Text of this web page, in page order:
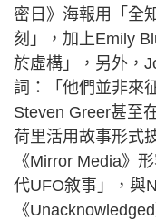
密日》海報用「全
刻」，加上Emily
於虛構」，另外，
詞：「他們並非來
Steven Greer甚至
荷里活用故事形式
《Mirror Media》
代UFO敘事」，與
《